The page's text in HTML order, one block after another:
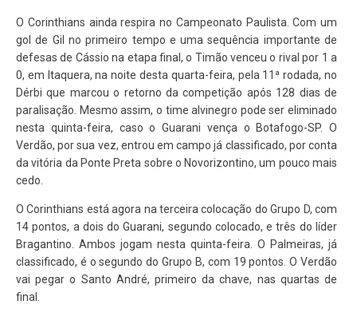
O Corinthians ainda respira no Campeonato Paulista. Com um
gol de Gil no primeiro tempo e uma sequência importante de
defesas de Cássio na etapa final, o Timão venceu o rival por 1 a
0, em Itaquera, na noite desta quarta-feira, pela 11ª rodada, no
Dérbi que marcou o retorno da competição após 128 dias de
paralisação. Mesmo assim, o time alvinegro pode ser eliminado
nesta quinta-feira, caso o Guarani vença o Botafogo-SP. O
Verdão, por sua vez, entrou em campo já classificado, por conta
da vitória da Ponte Preta sobre o Novorizontino, um pouco mais
cedo.
O Corinthians está agora na terceira colocação do Grupo D, com
14 pontos, a dois do Guarani, segundo colocado, e três do líder
Bragantino. Ambos jogam nesta quinta-feira. O Palmeiras, já
classificado, é o segundo do Grupo B, com 19 pontos. O Verdão
vai pegar o Santo André, primeiro da chave, nas quartas de
final.